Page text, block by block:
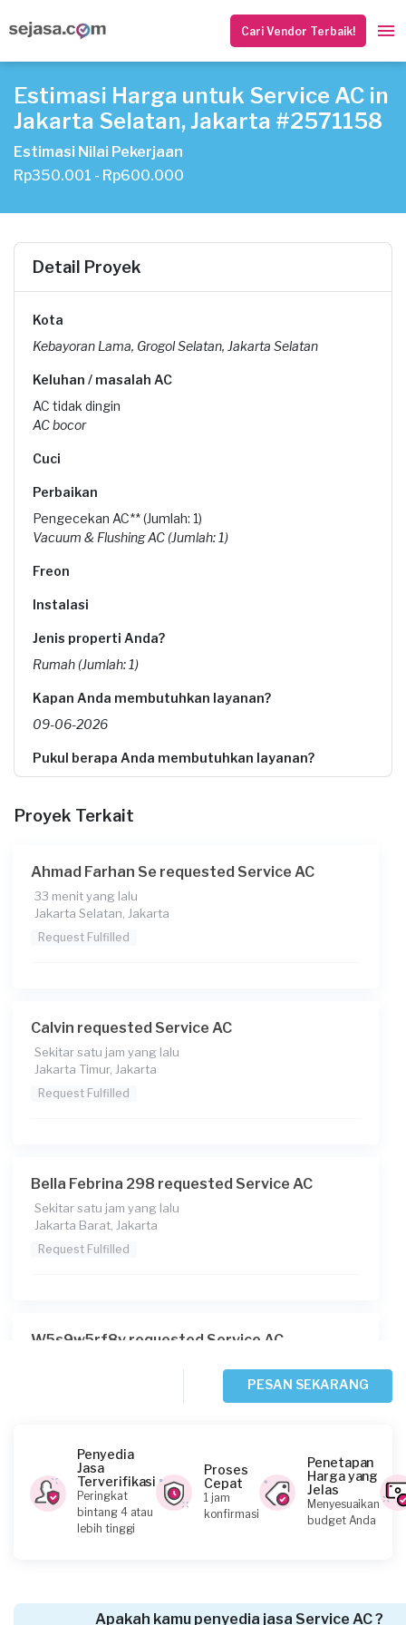
Cari Vendor Terbaik!
Estimasi Harga untuk Service AC in
Jakarta Selatan, Jakarta #2571158
Estimasi Nilai Pekerjaan
Rp350.001 - Rp600.000
Detail Proyek
Kota
Kebayoran Lama, Grogol Selatan, Jakarta Selatan
Keluhan / masalah AC
AC tidak dingin
AC bocor
Cuci
Perbaikan
Pengecekan AC** (Jumlah: 1)
Vacuum & Flushing AC (Jumlah: 1)
Freon
Instalasi
Jenis properti Anda?
Rumah (Jumlah: 1)
Kapan Anda membutuhkan layanan?
09-06-2026
Pukul berapa Anda membutuhkan layanan?
Berapa budget total untuk layanan ini?
Sejasa Premium) + Rp13.123 (biaya Transaksi)
Proyek Terkait
Ahmad Farhan Se requested Service AC
33 menit yang lalu
Jakarta Selatan, Jakarta
Request Fulfilled
Calvin requested Service AC
Sekitar satu jam yang lalu
Jakarta Timur, Jakarta
Request Fulfilled
Bella Febrina 298 requested Service AC
Sekitar satu jam yang lalu
Jakarta Barat, Jakarta
Request Fulfilled
W5s9w5rf8v requested Service AC
Fahrozi requested Service AC
Sekitar 2 jam yang lalu
Jakarta Barat, Jakarta
PESAN SEKARANG
Penyedia
Jasa
Terverifikasi
Peringkat
bintang 4 atau
lebih tinggi
Proses
Cepat
1 jam
konfirmasi
Penetapan
Harga yang
Jelas
Menyesuaikan
budget Anda
Apakah kamu penyedia jasa Service AC ?